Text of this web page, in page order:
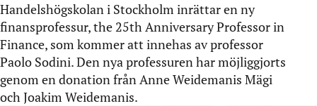
Handelshögskolan i Stockholm inrättar en ny
finansprofessur, the 25th Anniversary Professor in
Finance, som kommer att innehas av professor
Paolo Sodini. Den nya professuren har möjliggjorts
genom en donation från Anne Weidemanis Mägi
och Joakim Weidemanis.